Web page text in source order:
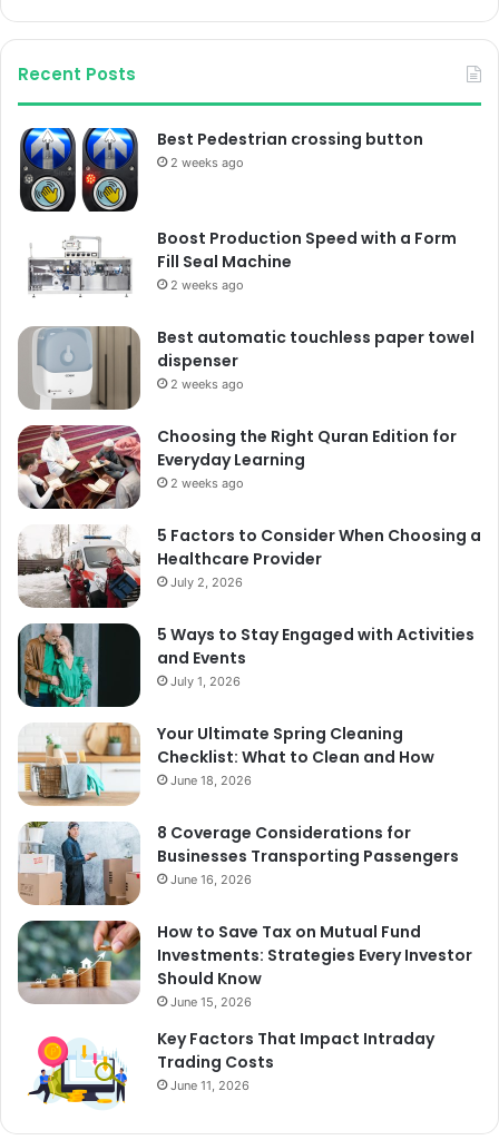
Recent Posts
Best Pedestrian crossing button
2 weeks ago
Boost Production Speed with a Form
Fill Seal Machine
2 weeks ago
Best automatic touchless paper towel
dispenser
2 weeks ago
Choosing the Right Quran Edition for
Everyday Learning
2 weeks ago
5 Factors to Consider When Choosing a
Healthcare Provider
July 2, 2026
5 Ways to Stay Engaged with Activities
and Events
July 1, 2026
Your Ultimate Spring Cleaning
Checklist: What to Clean and How
June 18, 2026
8 Coverage Considerations for
Businesses Transporting Passengers
June 16, 2026
How to Save Tax on Mutual Fund
Investments: Strategies Every Investor
Should Know
June 15, 2026
Key Factors That Impact Intraday
Trading Costs
June 11, 2026